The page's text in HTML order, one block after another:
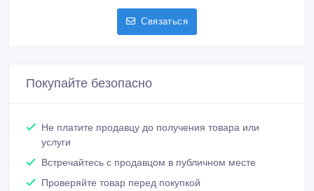
Связаться
Покупайте безопасно
Не платите продавцу до получения товара или
услуги
Встречайтесь с продавцом в публичном месте
Проверяйте товар перед покупкой